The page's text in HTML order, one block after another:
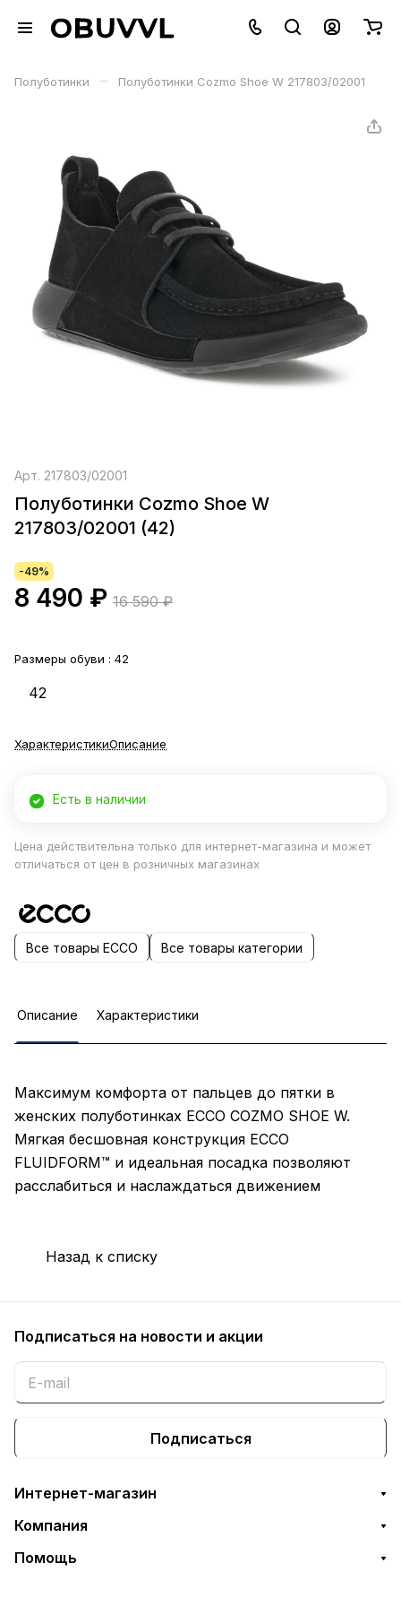
Полуботинки – Полуботинки Cozmo Shoe W 217803/02001
Арт. 217803/02001
Полуботинки Cozmo Shoe W
217803/02001 (42)
-49%
8 490 ₽ 16 590 ₽
Размеры обуви : 42
42
ХарактеристикиОписание
Есть в наличии
Цена действительна только для интернет-магазина и может
отличаться от цен в розничных магазинах
Все товары ECCO Все товары категории
Описание Характеристики
Максимум комфорта от пальцев до пятки в
женских полуботинках ECCO COZMO SHOE W.
Мягкая бесшовная конструкция ECCO
FLUIDFORM™ и идеальная посадка позволяют
расслабиться и наслаждаться движением
Назад к списку
Подписаться на новости и акции
Подписаться
Интернет-магазин
Компания
Помощь